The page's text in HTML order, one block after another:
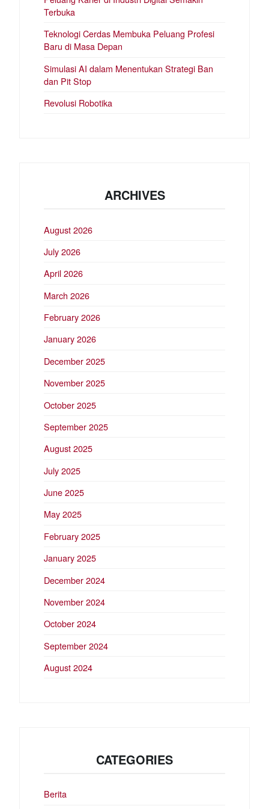
Terbuka
Teknologi Cerdas Membuka Peluang Profesi
Baru di Masa Depan
Simulasi AI dalam Menentukan Strategi Ban
dan Pit Stop
Revolusi Robotika
ARCHIVES
August 2026
July 2026
April 2026
March 2026
February 2026
January 2026
December 2025
November 2025
October 2025
September 2025
August 2025
July 2025
June 2025
May 2025
February 2025
January 2025
December 2024
November 2024
October 2024
September 2024
August 2024
CATEGORIES
Berita